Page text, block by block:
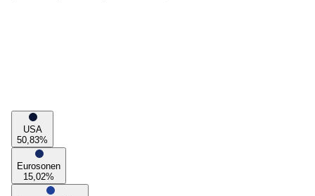
USA
50,83%
Eurosonen
15,02%